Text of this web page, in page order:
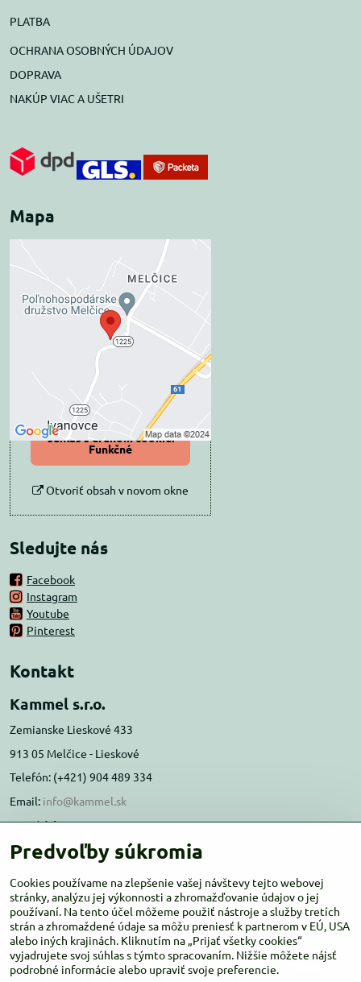
PLATBA
OCHRANA OSOBNÝCH ÚDAJOV
DOPRAVA
NAKÚP VIAC A UŠETRI
Mapa
Externý obsah je
blokovaný Voľbami
súkromia
Prajete si načítať externý obsah?
Povoliť tentokrát
Povoliť a zapamätať -
súhlas s druhom cookie:
Funkčné
Otvoriť obsah v novom okne
Sledujte nás
Facebook
Instagram
Youtube
Pinterest
Kontakt
Kammel s.r.o.
Zemianske Lieskové 433
913 05 Melčice - Lieskové
Telefón: (+421) 904 489 334
Email: info@kammel.sk
Prevádzka:
Administratívna budova PD Melčice
Otváracie hodiny:PO-ŠT 8:00 - 16:00
PIA-NE Zatvorené
Predvoľby súkromia
Cookies používame na zlepšenie vašej návštevy tejto webovej
stránky, analýzu jej výkonnosti a zhromažďovanie údajov o jej
používaní. Na tento účel môžeme použiť nástroje a služby tretích
strán a zhromaždené údaje sa môžu preniesť k partnerom v EÚ, USA
alebo iných krajinách. Kliknutím na „Prijať všetky cookies“
vyjadrujete svoj súhlas s týmto spracovaním. Nižšie môžete nájsť
podrobné informácie alebo upraviť svoje preferencie.